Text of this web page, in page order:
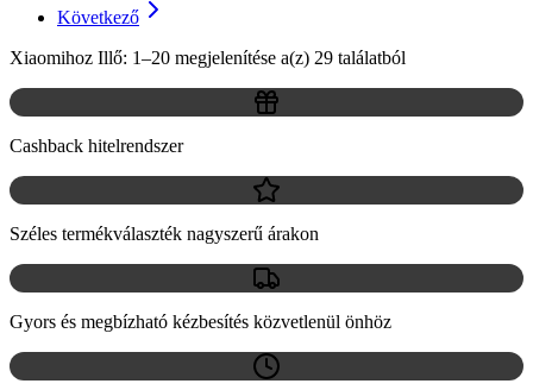
Következő
Xiaomihoz Illő: 1–20 megjelenítése a(z) 29 találatból
Cashback hitelrendszer
Széles termékválaszték nagyszerű árakon
Gyors és megbízható kézbesítés közvetlenül önhöz